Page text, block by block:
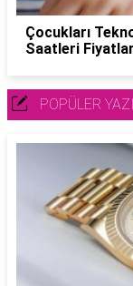
Çocukları
Saatleri
POPÜLER